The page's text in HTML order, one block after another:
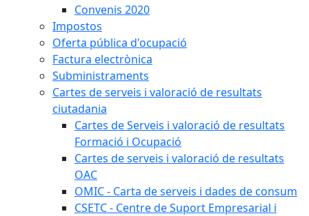
Convenis 2020
Impostos
Oferta pública d'ocupació
Factura electrònica
Subministraments
Cartes de serveis i valoració de resultats
ciutadania
Cartes de Serveis i valoració de resultats
Formació i Ocupació
Cartes de serveis i valoració de resultats
OAC
OMIC - Carta de serveis i dades de consum
CSETC - Centre de Suport Empresarial i